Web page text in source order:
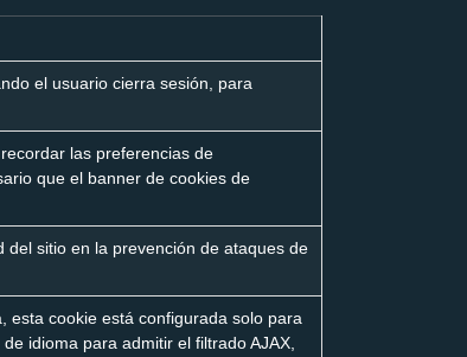
el usuario cierra sesión, para
las preferencias de
que el banner de cookies de
del sitio en la prevención de ataques de
esta cookie está configurada solo para
idioma para admitir el filtrado AJAX,